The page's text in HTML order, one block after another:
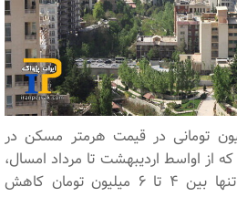
کاهش ۲۰ تا ۵۰ میلیون تومانی در قیمت هرمتر مسکن در
از اواسط اردیبهشت تا مرداد امسال،
قیمت‌ها در مناطق ۱ تا۶ ، تنها بین ۴ تا ۶ میلیون تومان کاهش